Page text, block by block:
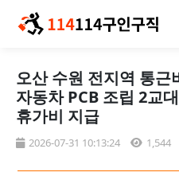
오산 수원 전지역 통근
자동차 PCB 조립 2교
휴가비 지급
2026-07-31 10:13:24 1,544